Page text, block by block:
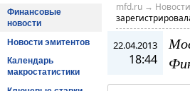
Финансовые
новости
Новости эмитентов
Календарь
макростатистики
mfd.ru→ Новости
22.04.2013
18:44